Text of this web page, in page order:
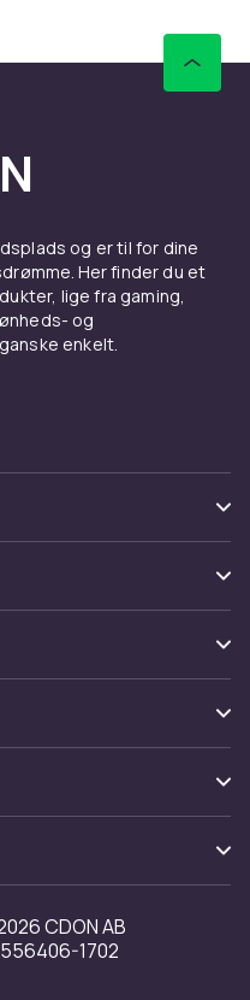
og er til for dine
Her finder du et
lige fra gaming,
og
enkelt.
CDON AB
1702